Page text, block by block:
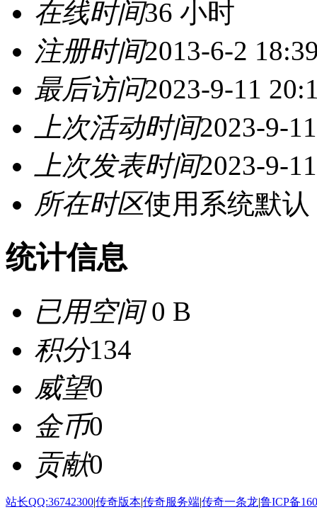
在线时间36 小时
注册时间2013-6-2
最后访问2023-9-11
上次活动时间2023-9-
上次发表时间2023-9-
所在时区使用系统默认
统计信息
已用空间0 B
积分134
威望0
金币0
贡献0
站长QQ:36742300|传奇版本|传奇服务端|传奇一条龙|鲁ICP备